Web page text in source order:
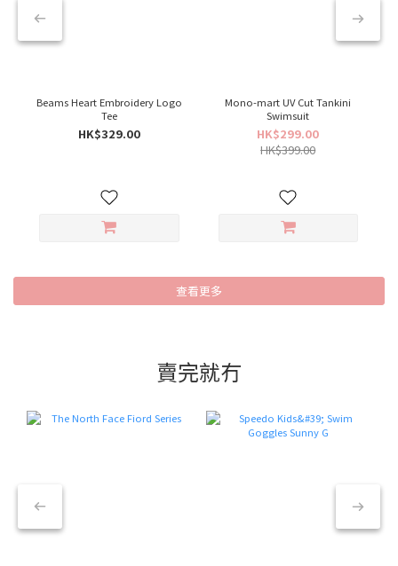
Beams Heart Embroidery Logo
Tee
HK$329.00
Mono-mart UV Cut Tankini
Swimsuit
HK$299.00
HK$399.00
查看更多
賣完就冇